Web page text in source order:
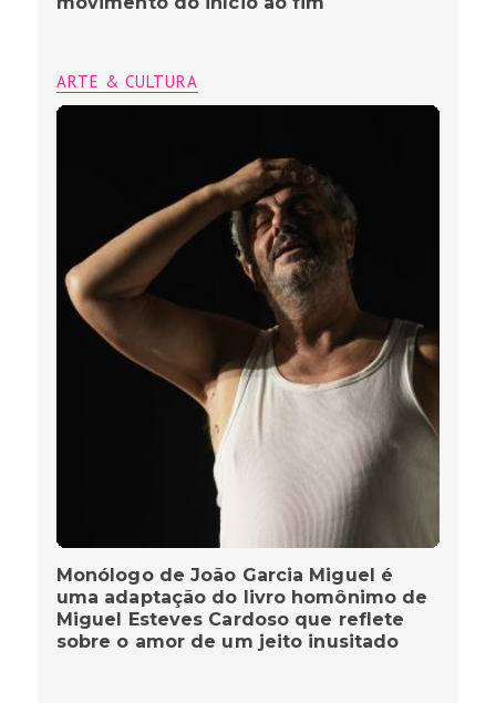
ARTE & CULTURA
Monólogo de João Garcia Miguel é
uma adaptação do livro homônimo de
Miguel Esteves Cardoso que reflete
sobre o amor de um jeito inusitado